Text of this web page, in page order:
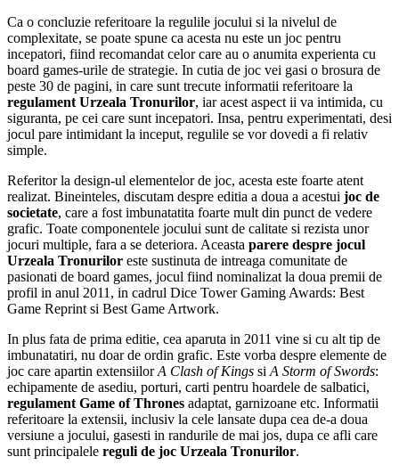
Ca o concluzie referitoare la regulile jocului si la nivelul de
complexitate, se poate spune ca acesta nu este un joc pentru
incepatori, fiind recomandat celor care au o anumita experienta cu
board games-urile de strategie. In cutia de joc vei gasi o brosura de
peste 30 de pagini, in care sunt trecute informatii referitoare la
regulament Urzeala Tronurilor, iar acest aspect ii va intimida, cu
siguranta, pe cei care sunt incepatori. Insa, pentru experimentati, desi
jocul pare intimidant la inceput, regulile se vor dovedi a fi relativ
simple.
Referitor la design-ul elementelor de joc, acesta este foarte atent
realizat. Bineinteles, discutam despre editia a doua a acestui joc de
societate, care a fost imbunatatita foarte mult din punct de vedere
grafic. Toate componentele jocului sunt de calitate si rezista unor
jocuri multiple, fara a se deteriora. Aceasta parere despre jocul
Urzeala Tronurilor este sustinuta de intreaga comunitate de
pasionati de board games, jocul fiind nominalizat la doua premii de
profil in anul 2011, in cadrul Dice Tower Gaming Awards: Best
Game Reprint si Best Game Artwork.
In plus fata de prima editie, cea aparuta in 2011 vine si cu alt tip de
imbunatatiri, nu doar de ordin grafic. Este vorba despre elemente de
joc care apartin extensiilorA Clash of Kings si A Storm of Swords:
echipamente de asediu, porturi, carti pentru hoardele de salbatici,
regulament Game of Thrones adaptat, garnizoane etc. Informatii
referitoare la extensii, inclusiv la cele lansate dupa cea de-a doua
versiune a jocului, gasesti in randurile de mai jos, dupa ce afli care
sunt principalele reguli de joc Urzeala Tronurilor.